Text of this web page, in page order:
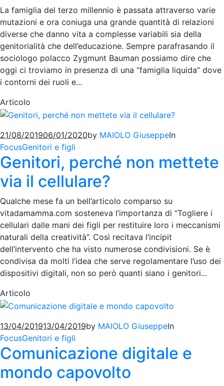
La famiglia del terzo millennio è passata attraverso varie
mutazioni e ora coniuga una grande quantità di relazioni
diverse che danno vita a complesse variabili sia della
genitorialità che dell’educazione. Sempre parafrasando il
sociologo polacco Zygmunt Bauman possiamo dire che
oggi ci troviamo in presenza di una “famiglia liquida” dove
i contorni dei ruoli e...
Articolo
21/08/201906/01/2020by MAIOLO GiuseppeIn
FocusGenitori e figli
Genitori, perché non mettete
via il cellulare?
Qualche mese fa un bell’articolo comparso su
vitadamamma.com sosteneva l’importanza di “Togliere i
cellulari dalle mani dei figli per restituire loro i meccanismi
naturali della creatività”. Così recitava l’incipit
dell’intervento che ha visto numerose condivisioni. Se è
condivisa da molti l’idea che serve regolamentare l’uso dei
dispositivi digitali, non so però quanti siano i genitori...
Articolo
13/04/201913/04/2019by MAIOLO GiuseppeIn
FocusGenitori e figli
Comunicazione digitale e
mondo capovolto